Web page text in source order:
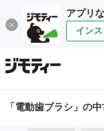
アプリ
イン
「電動歯ブラシ」の